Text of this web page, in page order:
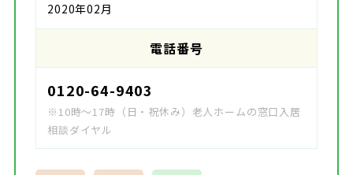
2020年02月
電話番号
0120-64-9403
※10時～17時（日・祝休み）老人ホームの窓口入居
相談ダイヤル